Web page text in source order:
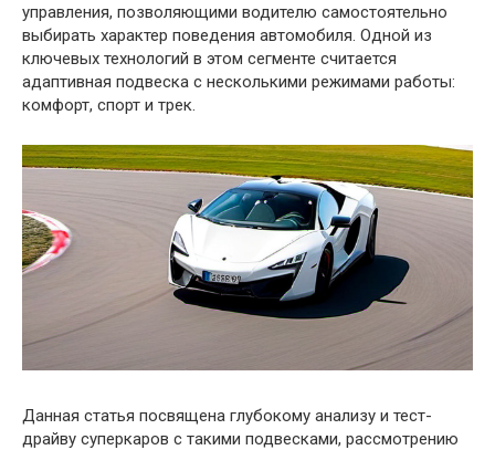
управления, позволяющими водителю самостоятельно
выбирать характер поведения автомобиля. Одной из
ключевых технологий в этом сегменте считается
адаптивная подвеска с несколькими режимами работы:
комфорт, спорт и трек.
Данная статья посвящена глубокому анализу и тест-
драйву суперкаров с такими подвесками, рассмотрению